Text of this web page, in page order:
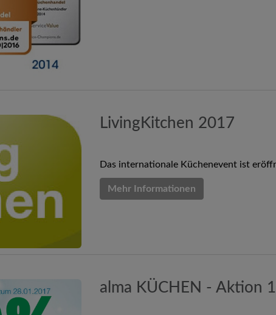
LivingKitchen 2017
Das internationale Küchenevent ist
Mehr Informationen
alma KÜCHEN - Aktion